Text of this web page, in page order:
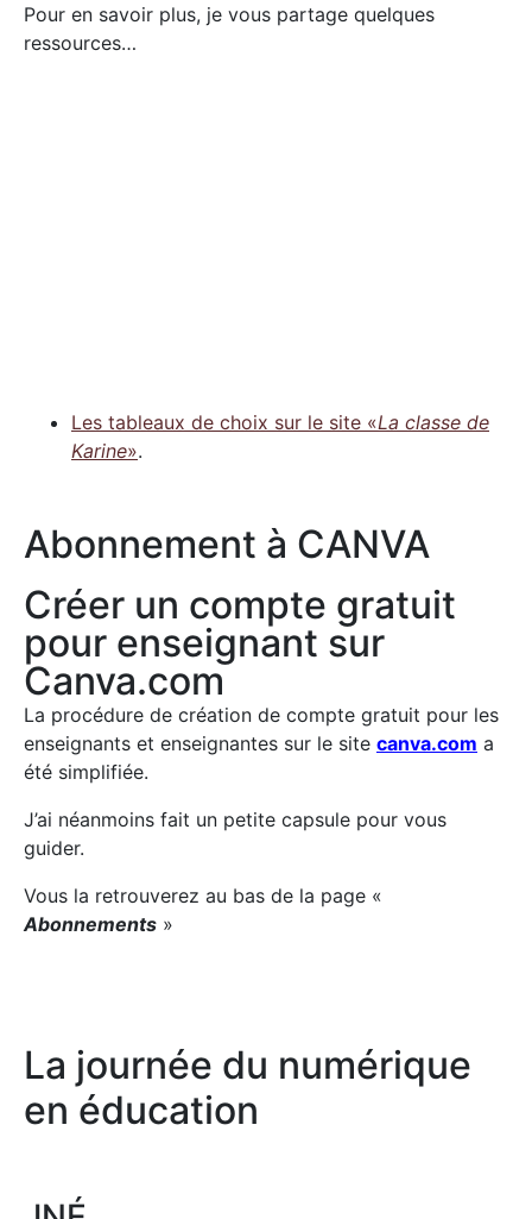
Pour en savoir plus, je vous partage quelques
ressources…
Les tableaux de choix sur le site «La classe de
Karine».
Abonnement à CANVA
Créer un compte gratuit
pour enseignant sur
Canva.com
La procédure de création de compte gratuit pour les
enseignants et enseignantes sur le site canva.com a
été simplifiée.
J’ai néanmoins fait un petite capsule pour vous
guider.
Vous la retrouverez au bas de la page «
Abonnements »
La journée du numérique
en éducation